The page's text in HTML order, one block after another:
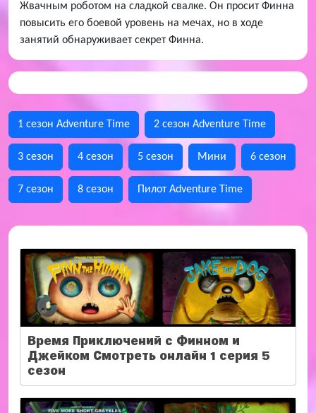
Жвачным роботом на сладкой свалке. Он просит Финна
повысить его боевой уровень на мечах, но в ходе
занятий обнаруживает секрет Финна.
1 сезон Adventure Time 2 сезон Adventure Time
3 сезон 4 сезон 5 сезон Мини 6 сезон
7 сезон 8 сезон Пилот Adventure Time
Время Приключений с Финном и
Джейком Смотреть онлайн 1 серия 5
сезон